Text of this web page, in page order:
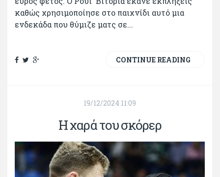
καθώς χρησιμοποίησε στο παιχνίδι αυτό μια
ενδεκάδα που θύμιζε ματς σε...
CONTINUE READING
19/12/2024 11:09
Η χαρά του σκόρερ